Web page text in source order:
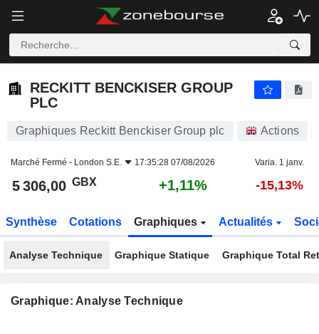
RECKITT BENCKISER GROUP
PLC
Graphiques Reckitt Benckiser Group plc Actions
Marché Fermé - London S.E. 17:35:28 07/08/2026 Varia. 1 janv.
5 306,00 GBX +1,11% -15,13%
Synthèse Cotations Graphiques Actualités
Analyse Technique Graphique Statique Graphique Total
Graphique: Analyse Technique